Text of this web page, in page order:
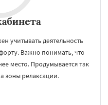
учитывать деятельность
Важно понимать, что
место. Продумывается так
зоны релаксации.